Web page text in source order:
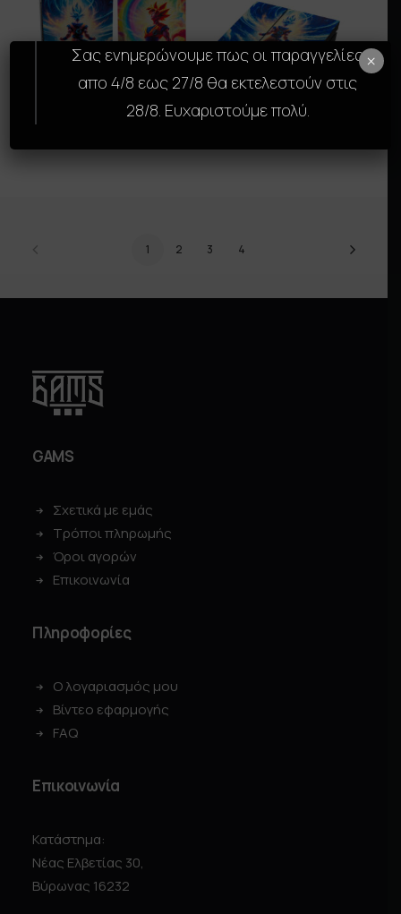
SELECT OPTIONS SELECT OPTIONS
1 2 3 4
GAMS
Σχετικά με εμάς
Τρόποι πληρωμής
Όροι αγορών
Επικοινωνία
Πληροφορίες
Ο λογαριασμός μου
Βίντεο εφαρμογής
FAQ
Επικοινωνία
Κατάστημα:
Νέας Ελβετίας 30,
Βύρωνας 16232
Σας ενημερώνουμε πως οι παραγγελίες
απο 4/8 εως 27/8 θα εκτελεστούν στις
28/8. Ευχαριστούμε πολύ.
×